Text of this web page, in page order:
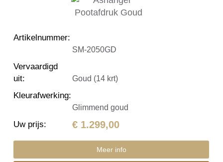
Artikelnummer:
SM-2050GD
Vervaardigd
uit: Goud (14 krt)
Kleurafwerking:
Glimmend goud
Uw prijs: € 1.299,00
Meer info